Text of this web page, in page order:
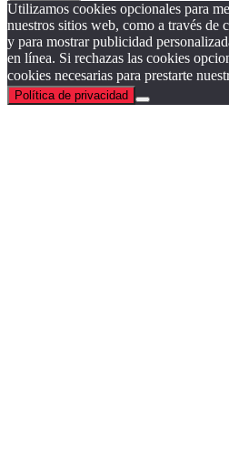
Utilizamos cookies opcionales para
nuestros sitios web, como a través de
y para mostrar publicidad
en línea. Si rechazas las cookies
cookies necesarias para prestarte
Política de privacidad